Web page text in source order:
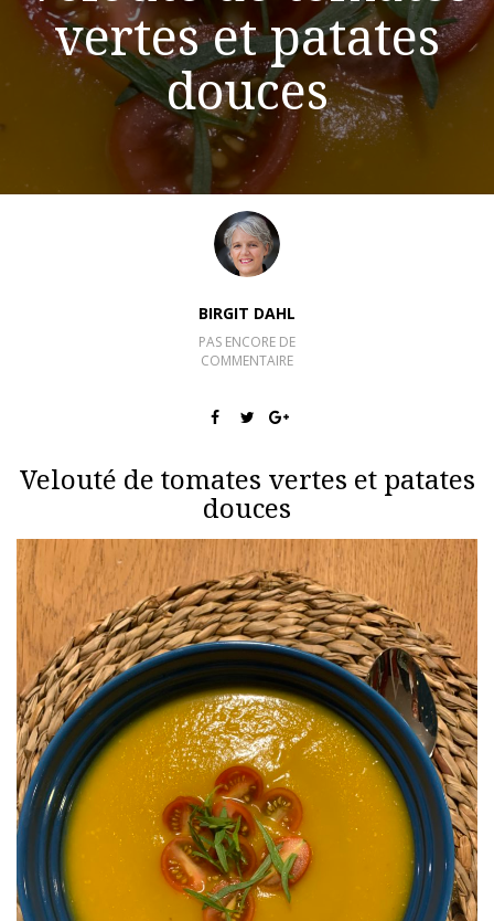
vertes et patates
douces
BIRGIT DAHL
PAS ENCORE DE
COMMENTAIRE
Velouté de tomates vertes et patates
douces